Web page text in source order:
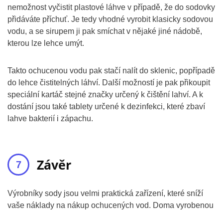
nemožnost vyčistit plastové láhve v případě, že do sodovky
přidáváte příchuť. Je tedy vhodné vyrobit klasicky sodovou
vodu, a se sirupem ji pak smíchat v nějaké jiné nádobě,
kterou lze lehce umýt.
Takto ochucenou vodu pak stačí nalít do sklenic, popřípadě
do lehce čistitelných láhví. Další možností je pak přikoupit
speciální kartáč stejné značky určený k čištění lahví. A k
dostání jsou také tablety určené k dezinfekci, které zbaví
lahve bakterií i zápachu.
Závěr
Výrobníky sody jsou velmi praktická zařízení, které sníží
vaše náklady na nákup ochucených vod. Doma vyrobenou